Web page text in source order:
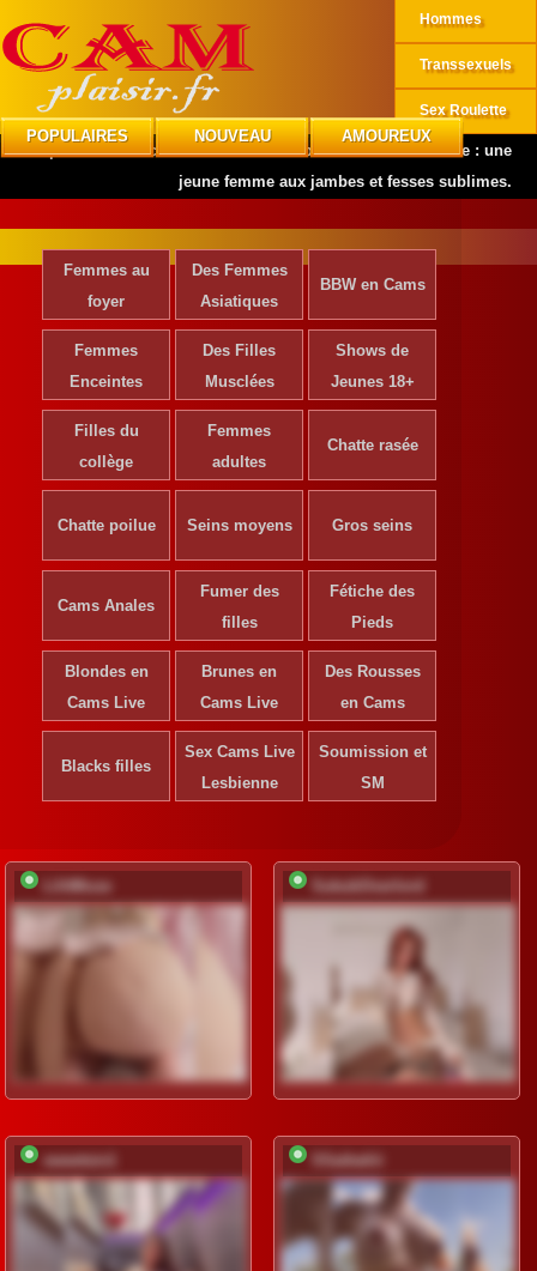
POPULAIRES NOUVEAU AMOUREUX
Hommes
Transsexuels
Sex Roulette
CAMplaisir»Actrices de Cinéma»Découvrez Nadia Del Valle : une
jeune femme aux jambes et fesses sublimes.
Femmes au
foyer
Des Femmes
Asiatiques
BBW en Cams
Femmes
Enceintes
Des Filles
Musclées
Shows de
Jeunes 18+
Filles du
collège
Femmes
adultes
Chatte rasée
Chatte poilue Seins moyens Gros seins
Cams Anales
Fumer des
filles
Fétiche des
Pieds
Blondes en
Cams Live
Brunes en
Cams Live
Des Rousses
en Cams
Blacks filles
Sex Cams Live
Lesbienne
Soumission et
SM
LilitMuse SukubOverlord
sweetsin1 SSaibaliii